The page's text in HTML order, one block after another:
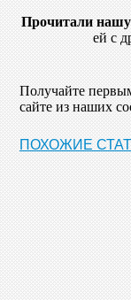
Прочитали
ей с
Получайте
сайте из наших
ПОХОЖИЕ